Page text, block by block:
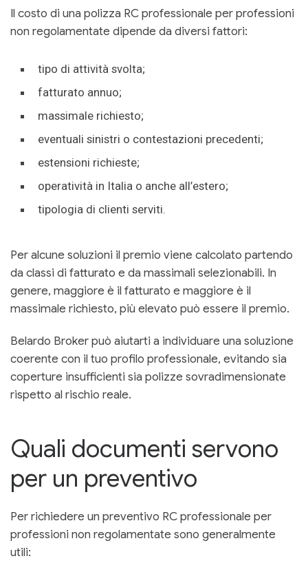
Il costo di una polizza RC professionale per professioni
non regolamentate dipende da diversi fattori:
tipo di attività svolta;
fatturato annuo;
massimale richiesto;
eventuali sinistri o contestazioni precedenti;
estensioni richieste;
operatività in Italia o anche all’estero;
tipologia di clienti serviti.
Per alcune soluzioni il premio viene calcolato partendo
da classi di fatturato e da massimali selezionabili. In
genere, maggiore è il fatturato e maggiore è il
massimale richiesto, più elevato può essere il premio.
Belardo Broker può aiutarti a individuare una soluzione
coerente con il tuo profilo professionale, evitando sia
coperture insufficienti sia polizze sovradimensionate
rispetto al rischio reale.
Quali documenti servono
per un preventivo
Per richiedere un preventivo RC professionale per
professioni non regolamentate sono generalmente
utili: